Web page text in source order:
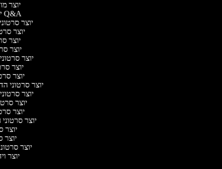
יוצר
יוצר סרטוני Q&A
יוצר
יוצר
יוצר
יוצר
יוצר סרטוני
יוצר
יוצר
יוצר סרטוני
יוצר
יוצר
יוצר
יוצר
יוצר
יוצר
יוצר
יוצר